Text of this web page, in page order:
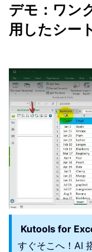
デモ：ワン
用したシー
Kutools for
すぐそこへ！AI